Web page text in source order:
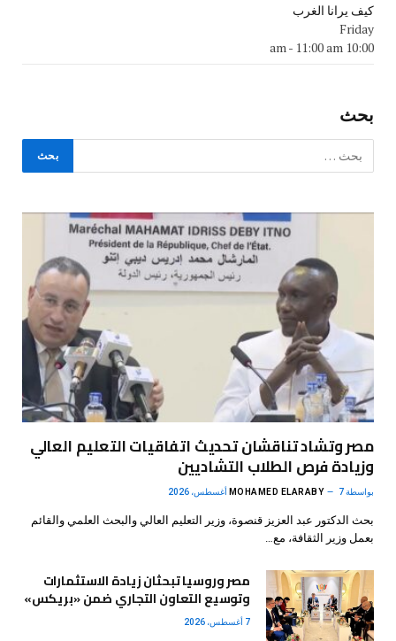
كيف يرانا الغرب
Friday
10:00 am
- 11:00 am
بحث
مصر وتشاد تناقشان تحديث اتفاقيات التعليم العالي
وزيادة فرص الطلاب التشاديين
بواسطة MOHAMED ELARABY 7 أغسطس، 2026
بحث الدكتور عبد العزيز قنصوة، وزير التعليم العالي والبحث العلمي والقائم
بعمل وزير الثقافة، مع…
مصر وروسيا تبحثان زيادة الاستثمارات
وتوسيع التعاون التجاري ضمن «بريكس»
7 أغسطس، 2026